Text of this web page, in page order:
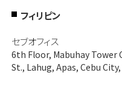
フィリピン
セブオフィス
6th Floor, Mabuhay Tower
St., Lahug, Apas, Cebu